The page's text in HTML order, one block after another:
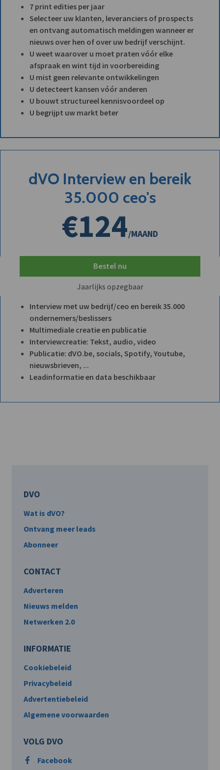
7 print edities per jaar
Selecteer uw klanten, leveranciers of prospects
en ontvang automatisch meldingen wanneer er
nieuws over hen of over uw bedrijf verschijnt.
U weet waarover u moet praten vóór elke
afspraak en wint tijd in voorbereiding
U mist geen relevante ontwikkelingen
U detecteert kansen vóór anderen
U bouwt structureel kennisvoordeel op
U begrijpt uw markt beter
dVO Interview en bereik
35.000 ceo's
€124/MAAND
Bestel nu
Jaarlijks opzegbaar
Interview met uw bedrijf/ceo en bereik 35.000
ondernemers/beslissers
Multimediale creatie en publicatie
Interviewcreatie: Tekst, audio, video
Publicatie: dVO.be, socials, Spotify, Youtube,
nieuwsbrieven, ...
Leadinformatie en data beschikbaar
DVO
Wat is dVO?
Ontvang meer leads
Abonneer
CONTACT
Adverteren
Nieuws melden
Netwerken 2.0
INFORMATIE
Cookiebeleid
Privacybeleid
Advertentiebeleid
Algemene voorwaarden
VOLG DVO
Facebook